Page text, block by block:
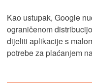
Kao ustupak, Google
ograničenom
dijeliti aplikacije s
potrebe za plaćanjem